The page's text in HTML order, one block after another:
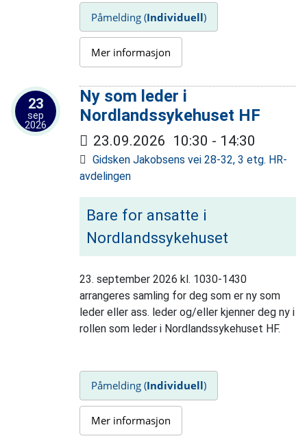
Påmelding (Individuell)
Mer informasjon
23
sep
2026
Ny som leder i
Nordlandssykehuset HF
23.09.2026 10:30 - 14:30
Gidsken Jakobsens vei 28-32, 3 etg. HR-
avdelingen
Bare for ansatte i
Nordlandssykehuset
23. september 2026 kl. 1030-1430
arrangeres samling for deg som er ny som
leder eller ass. leder og/eller kjenner deg ny i
rollen som leder i Nordlandssykehuset HF.
Påmelding (Individuell)
Mer informasjon